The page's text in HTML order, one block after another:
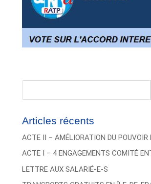
Articles récents
ACTE II – AMÉLIORATION DU POUVOIR
ACTE I – 4 ENGAGEMENTS COMITÉ
LETTRE AUX SALARIÉ-E-S